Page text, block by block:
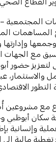
المجتمعية
المساهمات
وإدارتها
مع الجهات
لتعزيز حضور
مع مشروعين
سكان أبوظبي
وإنسانية
مالية إلى